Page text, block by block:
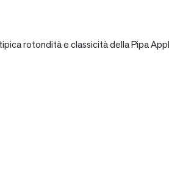
rotondità e classicità della Pipa